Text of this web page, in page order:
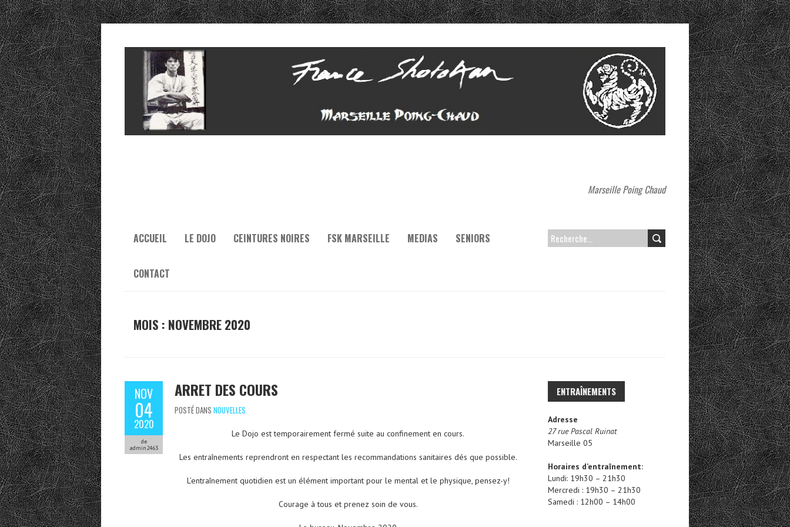
Marseille Poing Chaud
ACCUEIL LE DOJO CEINTURES NOIRES FSK MARSEILLE MEDIAS SENIORS
CONTACT
R
E
:
MOIS : NOVEMBRE 2020
NOV
04
2020
de
admin2463
ARRET DES COURS
POSTÉ DANS NOUVELLES
Le Dojo est temporairement fermé suite au confinement en cours.
Les entraînements reprendront en respectant les recommandations sanitaires dés que possible.
L’entraînement quotidien est un élément important pour le mental et le physique, pensez-y!
Courage à tous et prenez soin de vous.
ENTRAÎNEMENTS
Adresse
27 rue Pascal Ruinat
Marseille 05
Horaires d’entraînement:
Lundi: 19h30 – 21h30
Mercredi : 19h30 – 21h30
Samedi : 12h00 – 14h00